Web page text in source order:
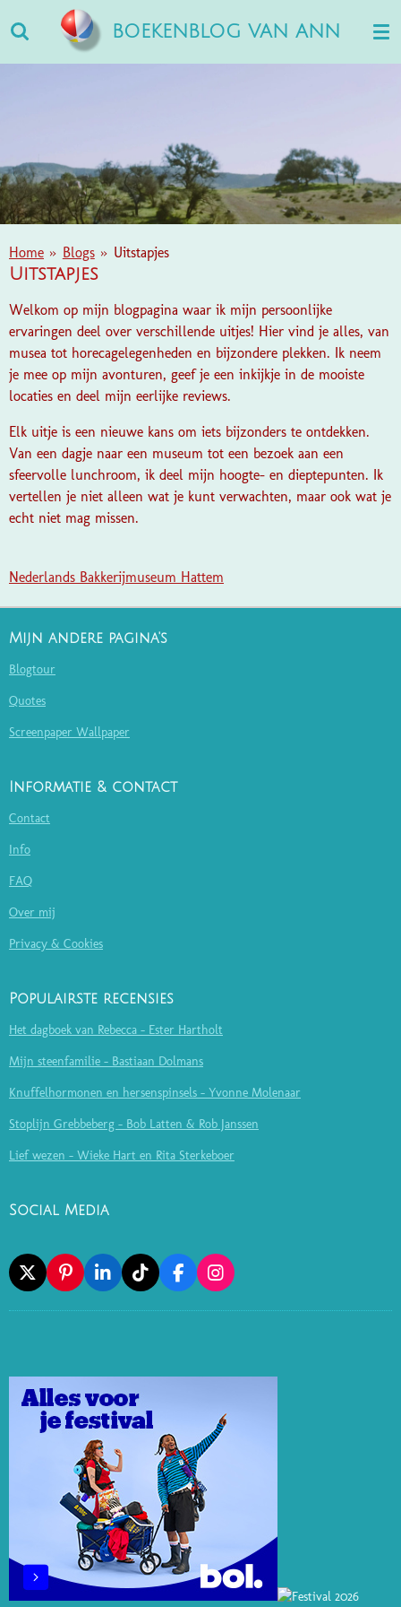
direct
naar
BOEKENBLOG VAN ANN
Home » Blogs » Uitstapjes
Uitstapjes
Welkom op mijn blogpagina waar ik mijn persoonlijke
ervaringen deel over verschillende uitjes! Hier vind je alles, van
musea tot horecagelegenheden en bijzondere plekken. Ik neem
je mee op mijn avonturen, geef je een inkijkje in de mooiste
locaties en deel mijn eerlijke reviews.
Elk uitje is een nieuwe kans om iets bijzonders te ontdekken.
Van een dagje naar een museum tot een bezoek aan een
sfeervolle lunchroom, ik deel mijn hoogte- en dieptepunten. Ik
vertellen je niet alleen wat je kunt verwachten, maar ook wat je
echt niet mag missen.
Nederlands Bakkerijmuseum Hattem
Mijn andere pagina's
Blogtour
Quotes
Screenpaper Wallpaper
Informatie & contact
Contact
Info
FAQ
Over mij
Privacy & Cookies
Populairste recensies
Het dagboek van Rebecca - Ester Hartholt
Mijn steenfamilie - Bastiaan Dolmans
Knuffelhormonen en hersenspinsels - Yvonne Molenaar
Stoplijn Grebbeberg - Bob Latten & Rob Janssen
Lief wezen - Wieke Hart en Rita Sterkeboer
Social Media
X
P
I
N
E
S
T
L
I
N
I
N
T
I
K
F
A
C
O
I
N
S
R
M